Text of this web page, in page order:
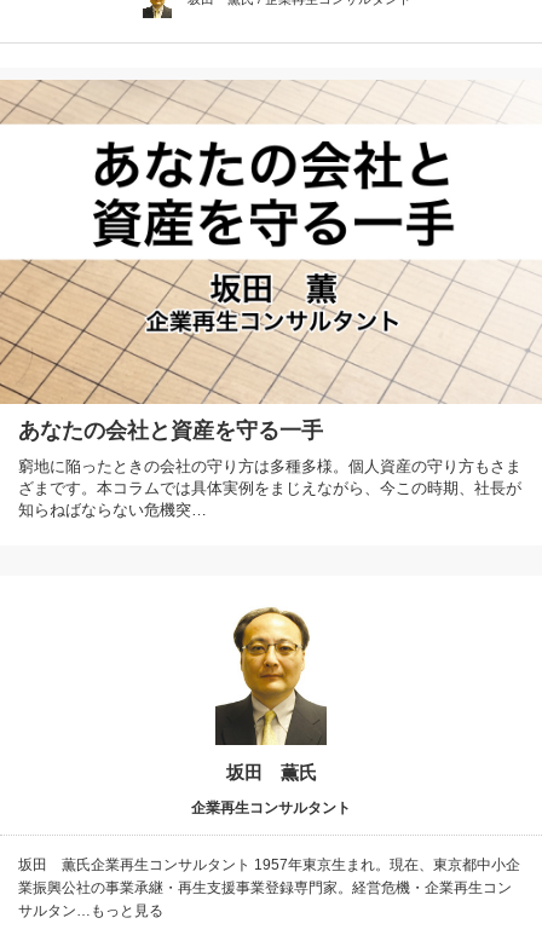
あなたの会社と資産を守る一手
窮地に陥ったときの会社の守り方は多種多様。個人資産の守り方もさま
ざまです。本コラムでは具体実例をまじえながら、今この時期、社長が
知らねばならない危機突…
坂田 薫氏
企業再生コンサルタント
坂田 薫氏企業再生コンサルタント 1957年東京生まれ。現在、東京都中小企
業振興公社の事業承継・再生支援事業登録専門家。経営危機・企業再生コン
サルタン…もっと見る